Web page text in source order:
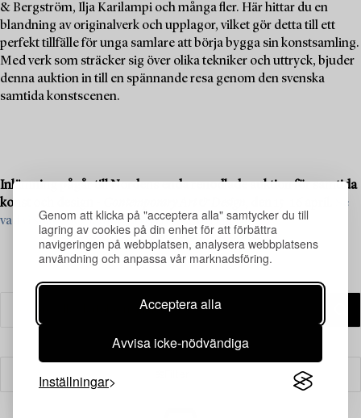
Genom att klicka på "acceptera alla" samtycker du till
lagring av cookies på din enhet för att förbättra
navigeringen på webbplatsen, analysera webbplatsens
användning och anpassa vår marknadsföring.
Acceptera alla
Avvisa icke-nödvändiga
Inställningar
& Bergström, Ilja Karilampi och många fler. Här hittar du en
blandning av originalverk och upplagor, vilket gör detta till ett
perfekt tillfälle för unga samlare att börja bygga sin konstsamling.
Med verk som sträcker sig över olika tekniker och uttryck, bjuder
denna auktion in till en spännande resa genom den svenska
samtida konstscenen.
Inlämning pågår till Nordens enda renodlade auktion för samtida
konst och design -
Se
vad vi söker och kontakta oss för värdering ›